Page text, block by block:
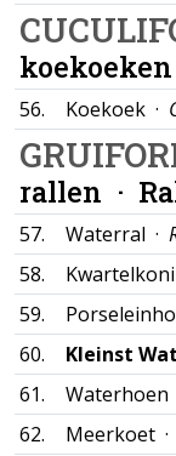
koekoeken
56. Koekoek ·
rallen ·
57. Waterral ·
58.
59.
60.
Kleinst
61.
Waterhoen
62.
Meerkoet ·